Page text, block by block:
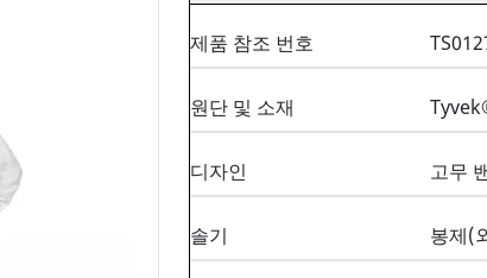
제품 참조 번호
원단 및 소재
디자인 고무
솔기 봉제(